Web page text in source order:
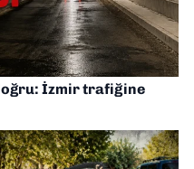
İzmir trafiğine